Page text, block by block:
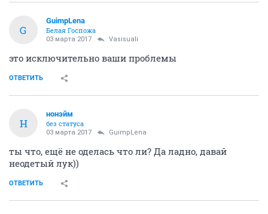
G
GuimpLena
Белая Госпожа
03 марта 2017 Vasisuali
это исключительно ваши проблемы
ОТВЕТИТЬ
Н
нонэйм
без статуса
03 марта 2017 GuimpLena
ты что, ещё не оделась что ли? Да ладно, давай
неодетый лук))
ОТВЕТИТЬ